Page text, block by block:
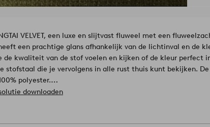
VELVET, een luxe en slijtvast fluweel met een
een prachtige glans afhankelijk van de lichtinval en de
de kwaliteit van de stof voelen en kijken of de kleur perfect
stofstaal die je vervolgens in alle rust thuis kunt bekijken.
polyester.
downloaden